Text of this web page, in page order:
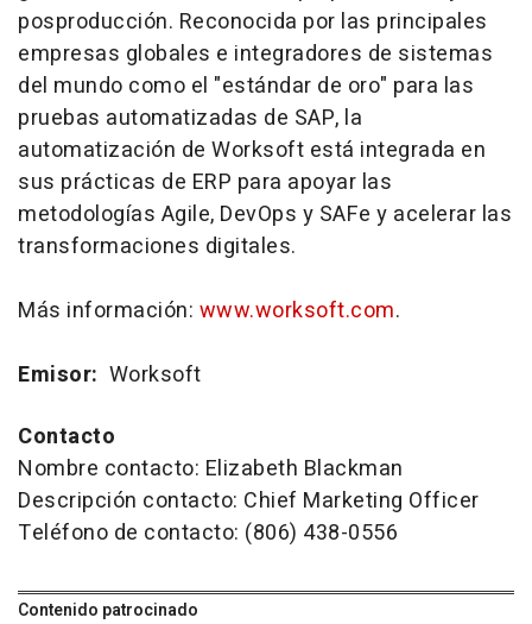
posproducción. Reconocida por las principales
empresas globales e integradores de sistemas
del mundo como el "estándar de oro" para las
pruebas automatizadas de SAP, la
automatización de Worksoft está integrada en
sus prácticas de ERP para apoyar las
metodologías Agile, DevOps y SAFe y acelerar las
transformaciones digitales.
Más información: www.worksoft.com.
Emisor: Worksoft
Contacto
Nombre contacto: Elizabeth Blackman
Descripción contacto: Chief Marketing Officer
Teléfono de contacto: (806) 438-0556
Contenido patrocinado